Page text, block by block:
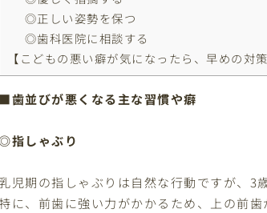
◎正しい姿勢を保つ
◎歯科医院に相談する
【こどもの悪い癖が気になったら、早めの対策
■歯並びが悪くなる主な習慣や癖
指しゃぶり
児期の指しゃぶりは自然な行動ですが、3
に、前歯に強い力がかかるため、上の前